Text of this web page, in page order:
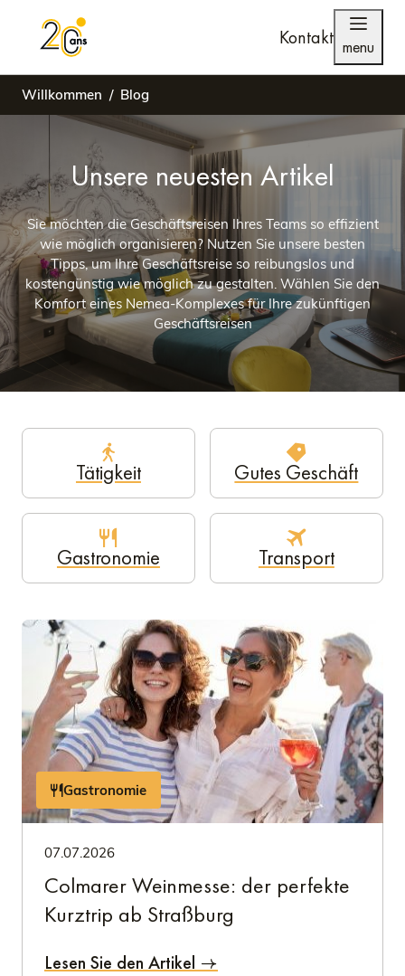
Kontakt menu
Willkommen Blog
Unsere neuesten Artikel
Sie möchten die Geschäftsreisen Ihres Teams so effizient
wie möglich organisieren? Nutzen Sie unsere besten
Tipps, um Ihre Geschäftsreise so reibungslos und
kostengünstig wie möglich zu gestalten. Wählen Sie den
Komfort eines Nemea-Komplexes für Ihre zukünftigen
Geschäftsreisen
Tätigkeit Gutes Geschäft
Gastronomie Transport
Gastronomie
07.07.2026
Colmarer Weinmesse: der perfekte
Kurztrip ab Straßburg
Lesen Sie den Artikel